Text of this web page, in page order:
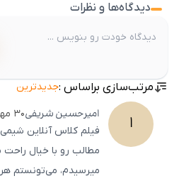
دیدگاه‌ها و نظرات
مرتب‌سازی براساس :جدیدترین
ا امیرحسینشریفی۳۰ مهر ۱۴۰۳
فیلم کلاس آنلاین
مطالب رو با خیال
میرسیدم، می‌تونستم